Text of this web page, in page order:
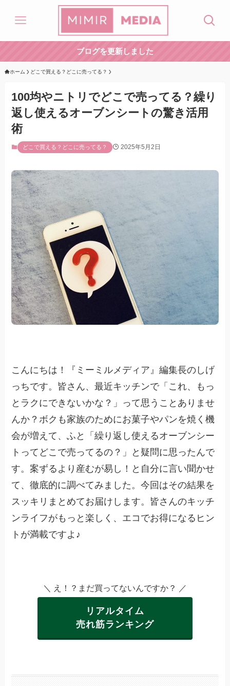
ブログを更新しました
ホーム どこで買える？どこに売ってる？
100均やニトリでどこで売ってる？繰り
返し使えるオーブンシートの驚き活用
術
どこで買える？どこに売ってる？ 2025年5月2日
こんにちは！『ミーミルメディア』編集長のしげ
っちです。皆さん、最近キッチンで「これ、もっ
とラクにできないかな？」って思うことありませ
んか？ボクも家族のためにお菓子やパンを焼く機
会が増えて、ふと「繰り返し使えるオーブンシー
トってどこで売ってるの？」と疑問に思ったんで
す。案ずるより産むが易し！と自分に言い聞かせ
て、徹底的に調べてみました。今回はその結果を
スッキリまとめてお届けします。皆さんのキッチ
ンライフがもっと楽しく、エコでお得になるヒン
トが満載ですよ♪
＼ え！？まだ買ってないんですか？ ／
リアルタイム
売れ筋ランキング